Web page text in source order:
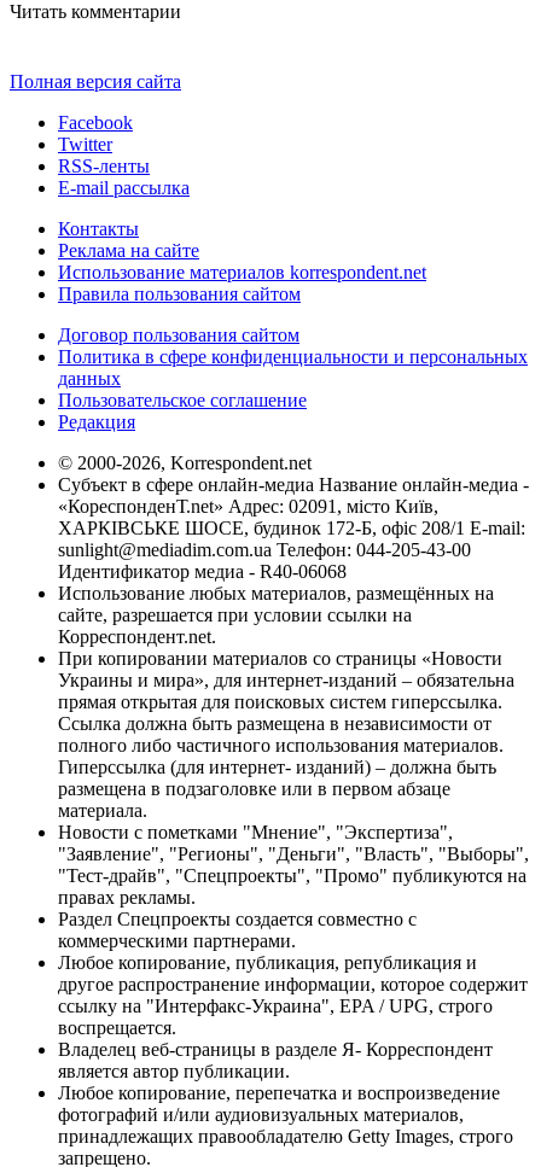
Читать комментарии
Полная версия сайта
Facebook
Twitter
RSS-ленты
E-mail рассылка
Контакты
Реклама на сайте
Использование материалов korrespondent.net
Правила пользования сайтом
Договор пользования сайтом
Политика в сфере конфиденциальности и персональных
данных
Пользовательское соглашение
Редакция
© 2000-2026, Korrespondent.net
Субъект в сфере онлайн-медиа Название онлайн-медиа -
«КореспонденТ.net» Адрес: 02091, місто Київ,
ХАРКІВСЬКЕ ШОСЕ, будинок 172-Б, офіс 208/1 E-mail:
sunlight@mediadim.com.ua Телефон: 044-205-43-00
Идентификатор медиа - R40-06068
Использование любых материалов, размещённых на
сайте, разрешается при условии ссылки на
Корреспондент.net.
При копировании материалов со страницы «Новости
Украины и мира», для интернет-изданий – обязательна
прямая открытая для поисковых систем гиперссылка.
Ссылка должна быть размещена в независимости от
полного либо частичного использования материалов.
Гиперссылка (для интернет- изданий) – должна быть
размещена в подзаголовке или в первом абзаце
материала.
Новости с пометками "Мнение", "Экспертиза",
"Заявление", "Регионы", "Деньги", "Власть", "Выборы",
"Тест-драйв", "Спецпроекты", "Промо" публикуются на
правах рекламы.
Раздел Спецпроекты создается совместно с
коммерческими партнерами.
Любое копирование, публикация, републикация и
другое распространение информации, которое содержит
ссылку на "Интерфакс-Украина", EPA / UPG, строго
воспрещается.
Владелец веб-страницы в разделе Я- Корреспондент
является автор публикации.
Любое копирование, перепечатка и воспроизведение
фотографий и/или аудиовизуальных материалов,
принадлежащих правообладателю Getty Images, строго
запрещено.